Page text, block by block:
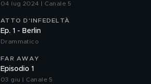
04 lug 2024 | Canale 5
ATTO D'INFEDELTÀ
Ep. 1 - Berlin
Drammatico
FAR AWAY
Episodio 1
03 giu | Canale 5